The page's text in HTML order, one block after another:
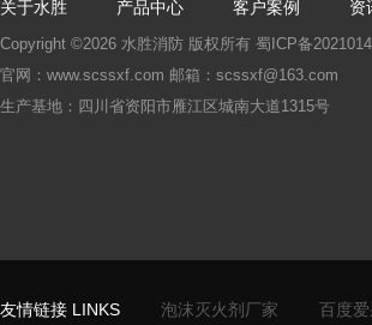
关于水胜 产品中心 客户案例 资
Copyright ©2026 水胜消防 版权所有 蜀ICP备
官网：www.scssxf.com 邮箱：scssxf@163.com
生产基地：四川省资阳市雁江区城南大道1315号
友情链接 LINKS 泡沫灭火剂厂家 百度